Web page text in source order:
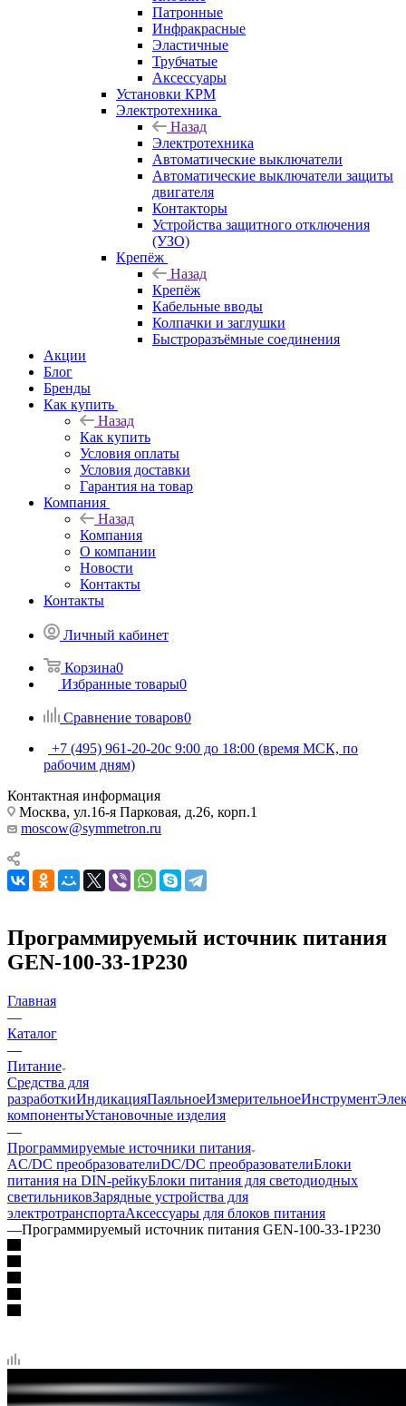
Патронные
Инфракрасные
Эластичные
Трубчатые
Аксессуары
Установки КРМ
Электротехника
Назад
Электротехника
Автоматические выключатели
Автоматические выключатели защиты
двигателя
Контакторы
Устройства защитного отключения
(УЗО)
Крепёж
Назад
Крепёж
Кабельные вводы
Колпачки и заглушки
Быстроразъёмные соединения
Акции
Блог
Бренды
Как купить
Назад
Как купить
Условия оплаты
Условия доставки
Гарантия на товар
Компания
Назад
Компания
О компании
Новости
Контакты
Контакты
Личный кабинет
Корзина0
Избранные товары0
Сравнение товаров0
+7 (495) 961-20-20с 9:00 до 18:00 (время МСК, по
рабочим дням)
Контактная информация
Москва, ул.16-я Парковая, д.26, корп.1
moscow@symmetron.ru
Программируемый источник питания
GEN-100-33-1P230
Главная
—
Каталог
—
Питание
Средства для
разработкиИндикацияПаяльноеИзмерительноеИнструмент
компонентыУстановочные изделия
—
Программируемые источники питания
AC/DC преобразователиDC/DC преобразователиБлоки
питания на DIN-рейкуБлоки питания для светодиодных
светильниковЗарядные устройства для
электротранспортаАксессуары для блоков питания
—Программируемый источник питания GEN-100-33-1P230